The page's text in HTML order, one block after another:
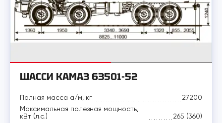
ШАССИ КАМАЗ 63501-52
Полная масса а/м, кг
27200
Максимальная полезная мощность,
кВт (л.с.)
265 (360)